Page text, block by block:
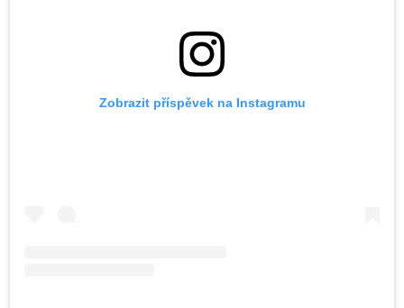
Zobrazit příspěvek na Instagramu